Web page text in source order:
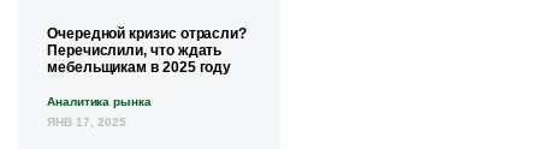
Очередной кризис отрасли?
Перечислили, что ждать
мебельщикам в 2025 году
Аналитика рынка
ЯНВ 17, 2025